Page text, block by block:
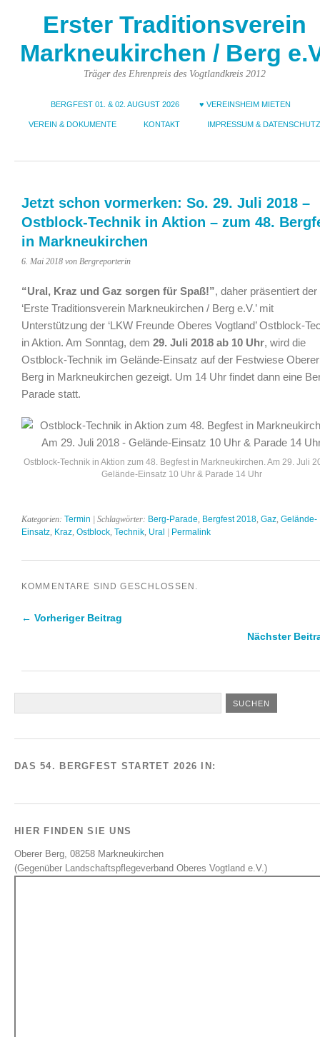
BERGFEST 01. & 02. AUGUST 2026 ♥ VEREINSHEIM MIETEN
VEREIN & DOKUMENTE KONTAKT IMPRESSUM & DATENSCHUTZ
Erster Traditionsverein
Markneukirchen / Berg
Träger des Ehrenpreis des Vogtlandkreis 2012
Jetzt schon vormerken: So. 29. Juli 2018 –
Ostblock-Technik in Aktion – zum 48.
in Markneukirchen
6. Mai 2018 von Bergreporterin
“Ural, Kraz und Gaz sorgen für Spaß!”, daher präsentiert der
‘Erste Traditionsverein Markneukirchen / Berg e.V.’ mit
Unterstützung der ‘LKW Freunde Oberes Vogtland’ Ostblock-
in Aktion. Am Sonntag, dem 29. Juli 2018 ab 10 Uhr, wird die
Ostblock-Technik im Gelände-Einsatz auf der Festwiese Oberer
Berg in Markneukirchen gezeigt. Um 14 Uhr findet dann eine
Parade statt.
Ostblock-Technik in Aktion zum 48. Begfest in Markneukirchen. Am 29. Juli
Gelände-Einsatz 10 Uhr & Parade 14 Uhr
Kategorien: Termin | Schlagwörter: Berg-Parade, Bergfest 2018, Gaz, Gelände-
Einsatz, Kraz, Ostblock, Technik, Ural Permalink
KOMMENTARE SIND GESCHLOSSEN.
← Vorheriger Beitrag
Nächster
DAS 54. BERGFEST STARTET 2026 IN:
HIER FINDEN SIE UNS
Oberer Berg, 08258 Markneukirchen
(Gegenüber Landschaftspflegeverband Oberes Vogtland e.V.)